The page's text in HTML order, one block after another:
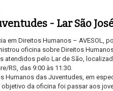
- Lar São
em Direitos Humanos – AVESOL,
oficina sobre Direitos
atendidos pelo Lar de São,
RS, das 9:00 às 11:30.
Humanos das Juventudes, em
da oficina foi passar aos